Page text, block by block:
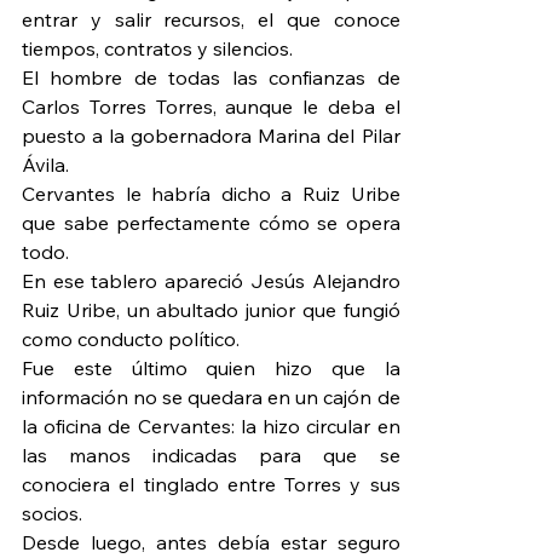
entrar y salir recursos, el que conoce
tiempos, contratos y silencios.
El hombre de todas las confianzas de
Carlos Torres Torres, aunque le deba el
puesto a la gobernadora Marina del Pilar
Ávila.
Cervantes le habría dicho a Ruiz Uribe
que sabe perfectamente cómo se opera
todo.
En ese tablero apareció Jesús Alejandro
Ruiz Uribe, un abultado junior que fungió
como conducto político.
Fue este último quien hizo que la
información no se quedara en un cajón de
la oficina de Cervantes: la hizo circular en
las manos indicadas para que se
conociera el tinglado entre Torres y sus
socios.
Desde luego, antes debía estar seguro